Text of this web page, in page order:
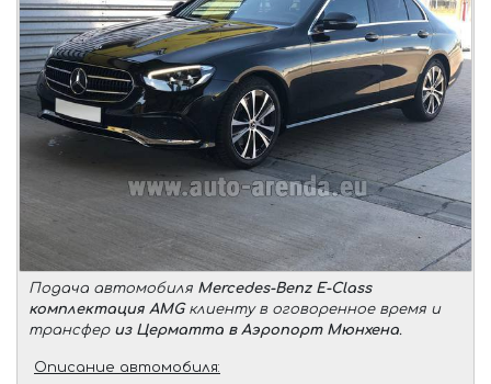
Подача автомобиля Mercedes-Benz E-Class
комплектация AMGклиенту в оговоренное время и
трансфер из Церматта в Аэропорт Мюнхена.
Описание автомобиля: